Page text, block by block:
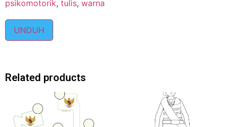
psikomotorik, tulis, warna
UNDUH
Related products